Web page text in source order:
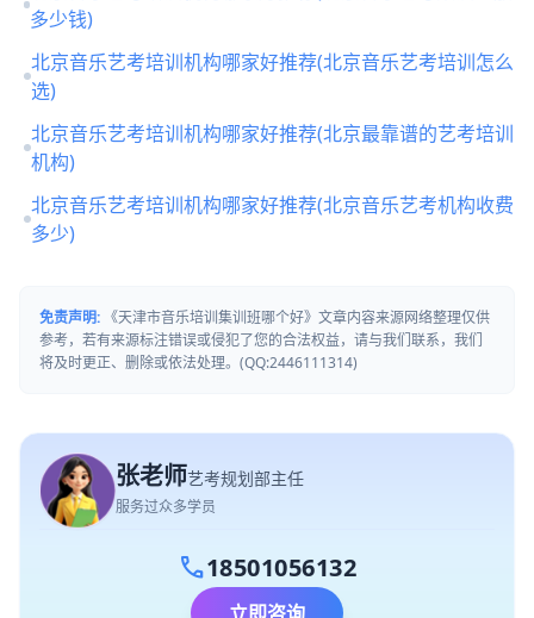
多少钱)
北京音乐艺考培训机构哪家好推荐(北京音乐艺考培训怎么
选)
北京音乐艺考培训机构哪家好推荐(北京最靠谱的艺考培训
机构)
北京音乐艺考培训机构哪家好推荐(北京音乐艺考机构收费
多少)
免责声明: 《天津市音乐培训集训班哪个好》文章内容来源网络整理仅供
参考，若有来源标注错误或侵犯了您的合法权益，请与我们联系，我们
将及时更正、删除或依法处理。(QQ:2446111314)
张老师艺考规划部主任
服务过众多学员
call18501056132